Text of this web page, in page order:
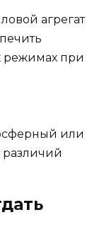
агрегат
режимах при